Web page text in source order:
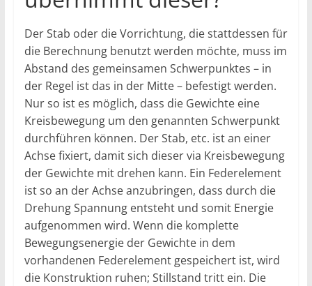
Der Stab oder die Vorrichtung, die stattdessen für
die Berechnung benutzt werden möchte, muss im
Abstand des gemeinsamen Schwerpunktes – in
der Regel ist das in der Mitte – befestigt werden.
Nur so ist es möglich, dass die Gewichte eine
Kreisbewegung um den genannten Schwerpunkt
durchführen können. Der Stab, etc. ist an einer
Achse fixiert, damit sich dieser via Kreisbewegung
der Gewichte mit drehen kann. Ein Federelement
ist so an der Achse anzubringen, dass durch die
Drehung Spannung entsteht und somit Energie
aufgenommen wird. Wenn die komplette
Bewegungsenergie der Gewichte in dem
vorhandenen Federelement gespeichert ist, wird
die Konstruktion ruhen; Stillstand tritt ein. Die